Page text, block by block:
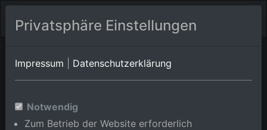
Orts-Album von Dettenheim/Rußheim
Württemberg,Deutschland
Im Shop bestellen
Privatsphäre Einstellungen
Impressum Datenschutzerklärung
Notwendig
Zum Betrieb der Website erforderlich